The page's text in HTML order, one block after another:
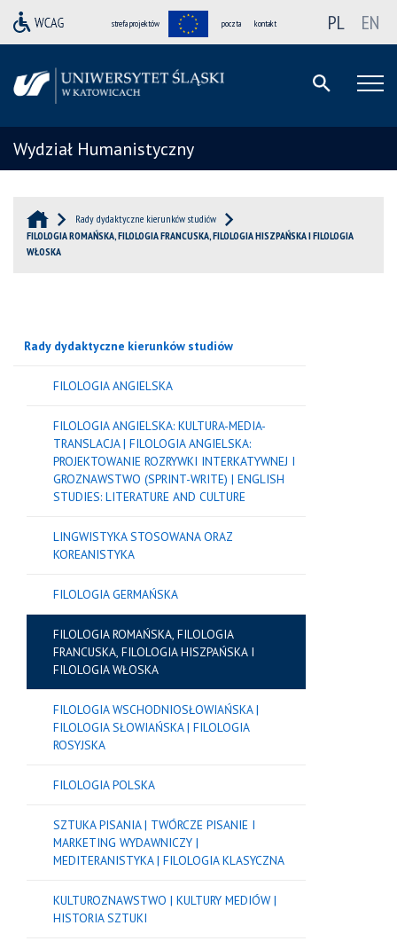
strefa projektów poczta kontakt PL EN
Wydział Humanistyczny
Rady dydaktyczne kierunków studiów
FILOLOGIA ROMAŃSKA, FILOLOGIA FRANCUSKA, FILOLOGIA HISZPAŃSKA I FILOLOGIA
WŁOSKA
Rady dydaktyczne kierunków studiów
FILOLOGIA ANGIELSKA
FILOLOGIA ANGIELSKA: KULTURA-MEDIA-
TRANSLACJA | FILOLOGIA ANGIELSKA:
PROJEKTOWANIE ROZRYWKI INTERKATYWNEJ I
GROZNAWSTWO (SPRINT-WRITE) | ENGLISH
STUDIES: LITERATURE AND CULTURE
LINGWISTYKA STOSOWANA ORAZ
KOREANISTYKA
FILOLOGIA GERMAŃSKA
FILOLOGIA ROMAŃSKA, FILOLOGIA
FRANCUSKA, FILOLOGIA HISZPAŃSKA I
FILOLOGIA WŁOSKA
FILOLOGIA WSCHODNIOSŁOWIAŃSKA |
FILOLOGIA SŁOWIAŃSKA | FILOLOGIA
ROSYJSKA
FILOLOGIA POLSKA
SZTUKA PISANIA | TWÓRCZE PISANIE I
MARKETING WYDAWNICZY |
MEDITERANISTYKA | FILOLOGIA KLASYCZNA
KULTUROZNAWSTWO | KULTURY MEDIÓW |
HISTORIA SZTUKI